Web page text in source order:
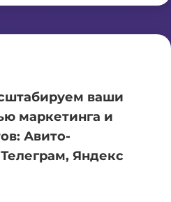
ваши
маркетинга и
Авито-
Яндекс